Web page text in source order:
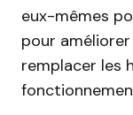
eux-mêmes
pour
remplacer les